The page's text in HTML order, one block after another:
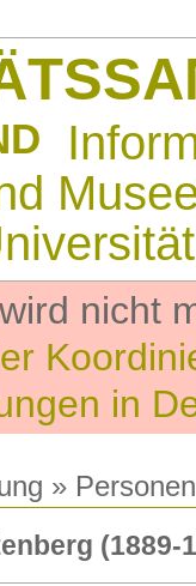
nicht
in
» Personen
(1889-